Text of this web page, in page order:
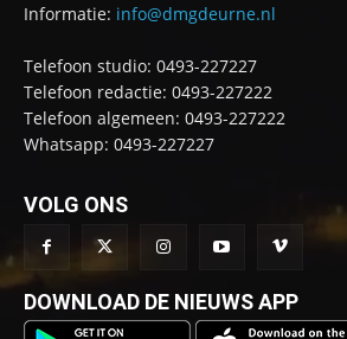
Informatie: info@dmgdeurne.nl
Telefoon studio: 0493-227227
Telefoon redactie: 0493-227222
Telefoon algemeen: 0493-227222
Whatsapp: 0493-227227
VOLG ONS
DOWNLOAD DE NIEUWS APP